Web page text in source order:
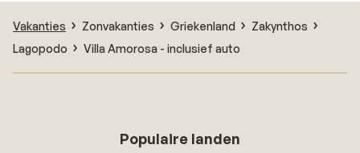
Vakanties Zonvakanties Griekenland
Zakynthos
Lagopodo
Villa Amorosa - inclusief auto
Populaire landen